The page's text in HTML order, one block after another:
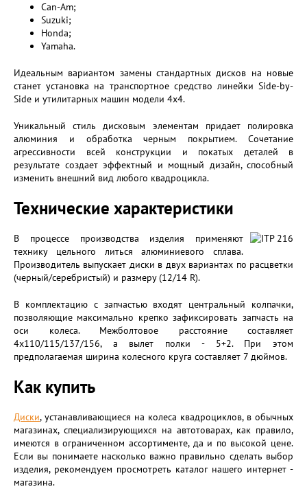
Can-Am;
Suzuki;
Honda;
Yamaha.
Идеальным вариантом замены стандартных дисков на новые
станет установка на транспортное средство линейки Side-by-
Side и утилитарных машин модели 4x4.
Уникальный стиль дисковым элементам придает полировка
алюминия и обработка черным покрытием. Сочетание
агрессивности всей конструкции и покатых деталей в
результате создает эффектный и мощный дизайн, способный
изменить внешний вид любого квадроцикла.
Технические характеристики
В процессе производства изделия применяют
технику цельного литься алюминиевого сплава.
Производитель выпускает диски в двух вариантах по расцветки
(черный/серебристый) и размеру (12/14 R).
В комплектацию с запчастью входят центральный колпачки,
позволяющие максимально крепко зафиксировать запчасть на
оси колеса. Межболтовое расстояние составляет
4x110/115/137/156, а вылет полки - 5+2. При этом
предполагаемая ширина колесного круга составляет 7 дюймов.
Как купить
Диски, устанавливающиеся на колеса квадроциклов, в обычных
магазинах, специализирующихся на автотоварах, как правило,
имеются в ограниченном ассортименте, да и по высокой цене.
Если вы понимаете насколько важно правильно сделать выбор
изделия, рекомендуем просмотреть каталог нашего интернет -
магазина.